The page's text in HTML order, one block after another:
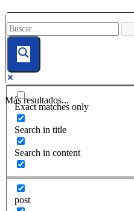
Más resultados...
Exact matches only
Search in title
Search in content
post